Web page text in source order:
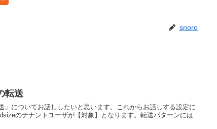
snoro
転送
」についてお話ししたいと思います。これからお話しする設定に
のテナントユーザが【対象】となります。転送パターンには